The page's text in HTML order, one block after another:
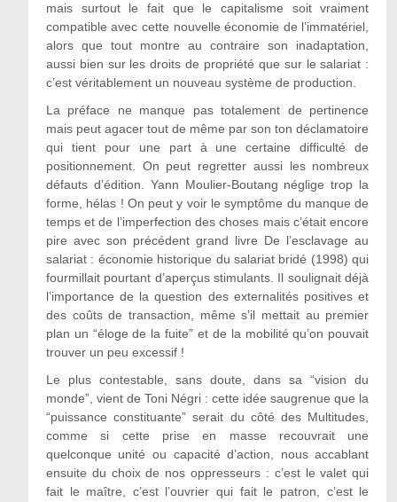
mais surtout le fait que le capitalisme soit vraiment
compatible avec cette nouvelle économie de l’immatériel,
alors que tout montre au contraire son inadaptation,
aussi bien sur les droits de propriété que sur le salariat :
c’est véritablement un nouveau système de production.
La préface ne manque pas totalement de pertinence
mais peut agacer tout de même par son ton déclamatoire
qui tient pour une part à une certaine difficulté de
positionnement. On peut regretter aussi les nombreux
défauts d’édition. Yann Moulier-Boutang néglige trop la
forme, hélas ! On peut y voir le symptôme du manque de
temps et de l’imperfection des choses mais c’était encore
pire avec son précédent grand livre De l’esclavage au
salariat : économie historique du salariat bridé (1998) qui
fourmillait pourtant d’aperçus stimulants. Il soulignait déjà
l’importance de la question des externalités positives et
des coûts de transaction, même s’il mettait au premier
plan un “éloge de la fuite” et de la mobilité qu’on pouvait
trouver un peu excessif !
Le plus contestable, sans doute, dans sa “vision du
monde”, vient de Toni Négri : cette idée saugrenue que la
“puissance constituante” serait du côté des Multitudes,
comme si cette prise en masse recouvrait une
quelconque unité ou capacité d’action, nous accablant
ensuite du choix de nos oppresseurs : c’est le valet qui
fait le maître, c’est l’ouvrier qui fait le patron, c’est le